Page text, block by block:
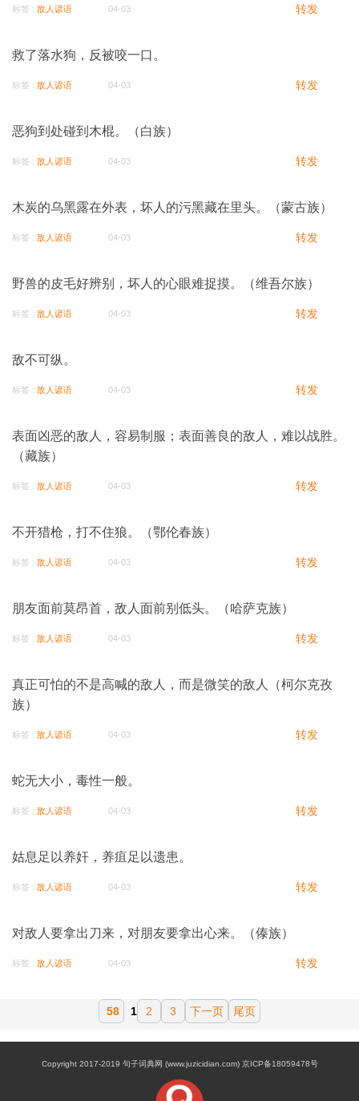
标签 : 敌人谚语 04-03 转发
救了落水狗，反被咬一口。
标签 : 敌人谚语 04-03 转发
恶狗到处碰到木棍。（白族）
标签 : 敌人谚语 04-03 转发
木炭的乌黑露在外表，坏人的污黑藏在里头。（蒙古族）
标签 : 敌人谚语 04-03 转发
野兽的皮毛好辨别，坏人的心眼难捉摸。（维吾尔族）
标签 : 敌人谚语 04-03 转发
敌不可纵。
标签 : 敌人谚语 04-03 转发
表面凶恶的敌人，容易制服；表面善良的敌人，难以战胜。
（藏族）
标签 : 敌人谚语 04-03 转发
不开猎枪，打不住狼。（鄂伦春族）
标签 : 敌人谚语 04-03 转发
朋友面前莫昂首，敌人面前别低头。（哈萨克族）
标签 : 敌人谚语 04-03 转发
真正可怕的不是高喊的敌人，而是微笑的敌人（柯尔克孜
族）
标签 : 敌人谚语 04-03 转发
蛇无大小，毒性一般。
标签 : 敌人谚语 04-03 转发
姑息足以养奸，养疽足以遗患。
标签 : 敌人谚语 04-03 转发
对敌人要拿出刀来，对朋友要拿出心来。（傣族）
标签 : 敌人谚语 04-03 转发
58 1 2 3 下一页 尾页
Copyright 2017-2019 句子词典网 (www.juzicidian.com) 京ICP备18059478号